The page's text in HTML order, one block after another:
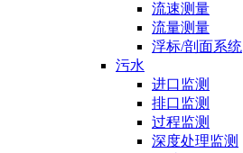
流速测量
流量测量
浮标/剖面系统
污水
进口监测
排口监测
过程监测
深度处理监测